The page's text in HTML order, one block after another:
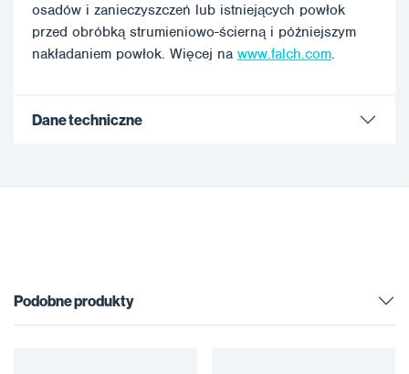
osadów i zanieczyszczeń lub istniejących powłok
przed obróbką strumieniowo-ścierną i późniejszym
nakładaniem powłok. Więcej na www.falch.com.
Dane techniczne
Podobne produkty